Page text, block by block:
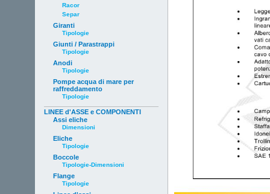
Racor
Separ
Giranti
Tipologie
Giunti / Parastrappi
Tipologie
Anodi
Tipologie
Pompe acqua di mare per
raffreddamento
Tipologie
LINEE d'ASSE e COMPONENTI
Assi eliche
Dimensioni
Eliche
Tipologie
Boccole
Tipologie-Dimensioni
Flange
Tipologie